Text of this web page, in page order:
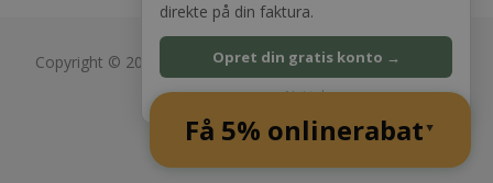
Copyright © 2026 Bagger Nielsen webshop. Alle rettigheder
forbeholdt.
Powered bynopCommerce
direkte på din faktura.
Opret din gratis konto →
Nej tak
Få 5% onlinerabat ▲